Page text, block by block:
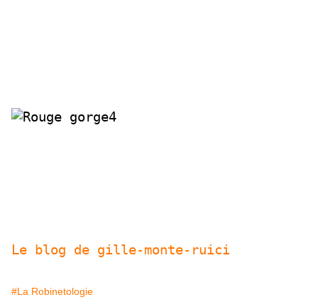
Le blog de gille-monte-ruici
#La Robinetologie